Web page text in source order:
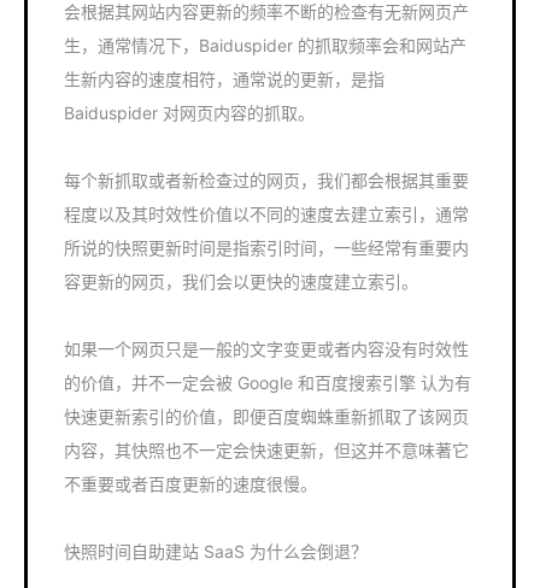
会根据其网站内容更新的频率不断的检查有无新网页产
生，通常情况下，Baiduspider 的抓取频率会和网站产
生新内容的速度相符，通常说的更新，是指
Baiduspider 对网页内容的抓取。
每个新抓取或者新检查过的网页，我们都会根据其重要
程度以及其时效性价值以不同的速度去建立索引，通常
所说的快照更新时间是指索引时间，一些经常有重要内
容更新的网页，我们会以更快的速度建立索引。
如果一个网页只是一般的文字变更或者内容没有时效性
的价值，并不一定会被 Google 和百度搜索引擎 认为有
快速更新索引的价值，即便百度蜘蛛重新抓取了该网页
内容，其快照也不一定会快速更新，但这并不意味著它
不重要或者百度更新的速度很慢。
快照时间自助建站 SaaS 为什么会倒退？